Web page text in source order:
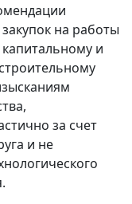
на работы
капитальному и
за счет
и не